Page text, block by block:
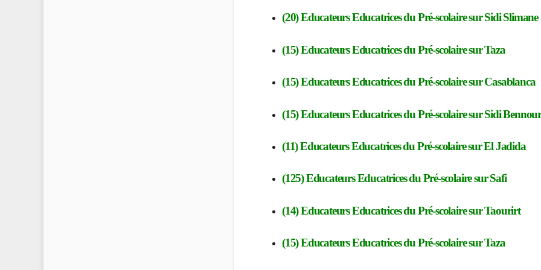
(20) Educateurs Educatrices du Pré-scolairesur Sidi Slimane
(15) Educateurs Educatrices du Pré-scolairesur Taza
(15) Educateurs Educatrices du Pré-scolairesur Casablanca
(15) Educateurs Educatrices du Pré-scolairesur Sidi
(11) Educateurs Educatrices du Pré-scolairesur El Jadida
(125) Educateurs Educatrices du Pré-scolairesur Safi
(14) Educateurs Educatrices du Pré-scolairesur Taourirt
(15) Educateurs Educatrices du Pré-scolairesur Taza